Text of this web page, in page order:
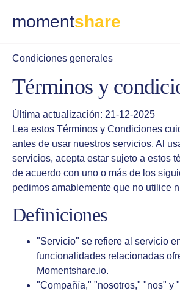
momentshare
Condiciones generales
Términos y
Última actualización: 21-12-2025
Lea estos Términos y Condiciones
antes de usar nuestros servicios. Al
servicios, acepta estar sujeto a estos
de acuerdo con uno o más de los
pedimos amablemente que no utilice
Definiciones
"Servicio" se refiere al servicio
funcionalidades relacionadas
Momentshare.io.
"Compañía," "nosotros," "nos" y